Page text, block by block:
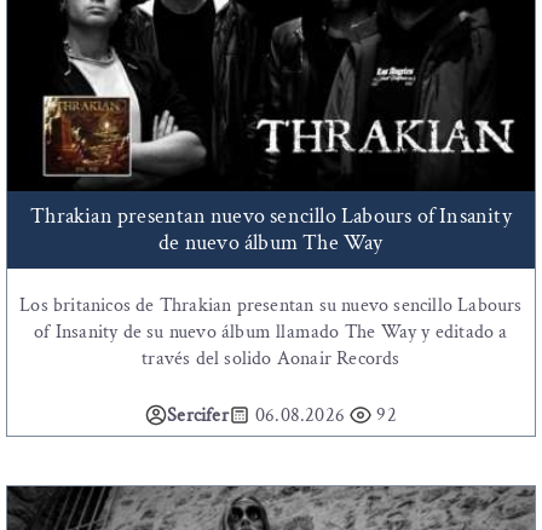
Thrakian presentan nuevo sencillo Labours of Insanity
de nuevo álbum The Way
Los britanicos de Thrakian presentan su nuevo sencillo Labours
of Insanity de su nuevo álbum llamado The Way y editado a
través del solido Aonair Records
Sercifer 06.08.2026 92